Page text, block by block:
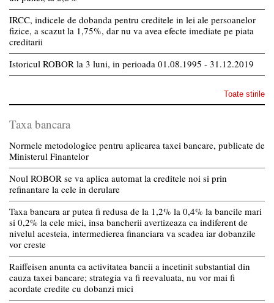
IRCC, indicele de dobanda pentru creditele in lei ale persoanelor
fizice, a scazut la 1,75%, dar nu va avea efecte imediate pe piata
creditarii
Istoricul ROBOR la 3 luni, in perioada 01.08.1995 - 31.12.2019
Toate stirile
Taxa bancara
Normele metodologice pentru aplicarea taxei bancare, publicate de
Ministerul Finantelor
Noul ROBOR se va aplica automat la creditele noi si prin
refinantare la cele in derulare
Taxa bancara ar putea fi redusa de la 1,2% la 0,4% la bancile mari
si 0,2% la cele mici, insa bancherii avertizeaza ca indiferent de
nivelul acesteia, intermedierea financiara va scadea iar dobanzile
vor creste
Raiffeisen anunta ca activitatea bancii a incetinit substantial din
cauza taxei bancare; strategia va fi reevaluata, nu vor mai fi
acordate credite cu dobanzi mici